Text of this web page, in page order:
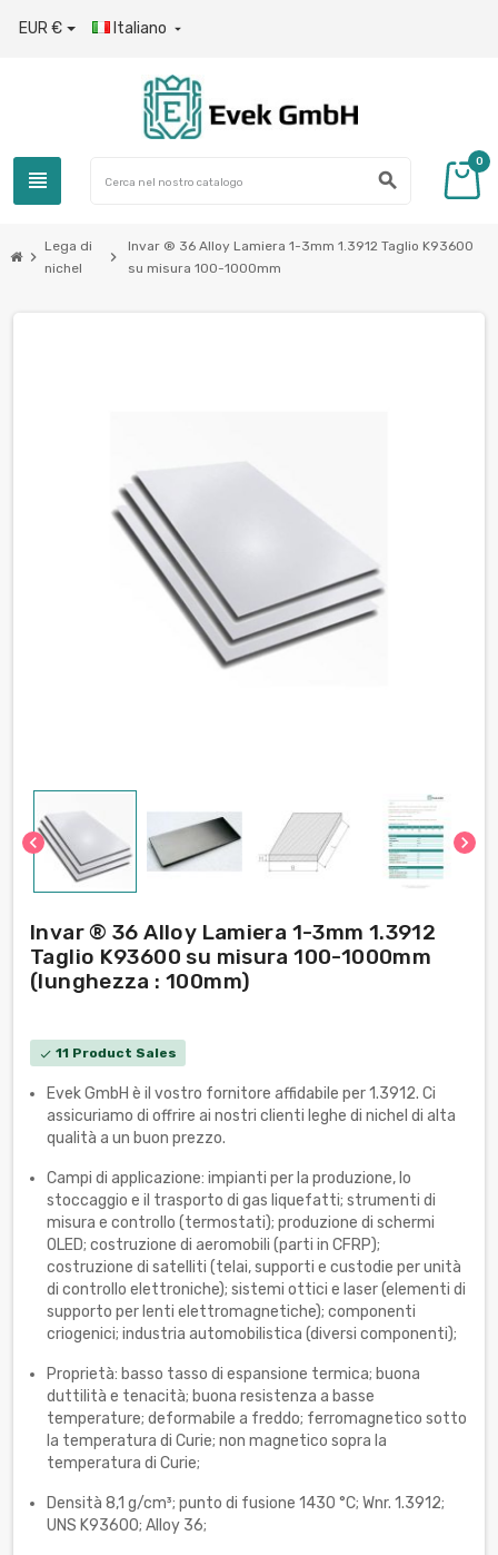
EUR € Italiano 
view_headline search
0
chevron_right
Lega di
nichel
chevron_right
Invar ® 36 Alloy Lamiera 1-3mm 1.3912 Taglio K93600
su misura 100-1000mm
chevron_left chevron_right
Invar ® 36 Alloy Lamiera 1-3mm 1.3912
Taglio K93600 su misura 100-1000mm
(lunghezza : 100mm)
check 11 Product Sales
Evek GmbH è il vostro fornitore affidabile per 1.3912. Ci
assicuriamo di offrire ai nostri clienti leghe di nichel di alta
qualità a un buon prezzo.
Campi di applicazione: impianti per la produzione, lo
stoccaggio e il trasporto di gas liquefatti; strumenti di
misura e controllo (termostati); produzione di schermi
OLED; costruzione di aeromobili (parti in CFRP);
costruzione di satelliti (telai, supporti e custodie per unità
di controllo elettroniche); sistemi ottici e laser (elementi di
supporto per lenti elettromagnetiche); componenti
criogenici; industria automobilistica (diversi componenti);
Proprietà: basso tasso di espansione termica; buona
duttilità e tenacità; buona resistenza a basse
temperature; deformabile a freddo; ferromagnetico sotto
la temperatura di Curie; non magnetico sopra la
temperatura di Curie;
Densità 8,1 g/cm³; punto di fusione 1430 °C; Wnr. 1.3912;
UNS K93600; Alloy 36;